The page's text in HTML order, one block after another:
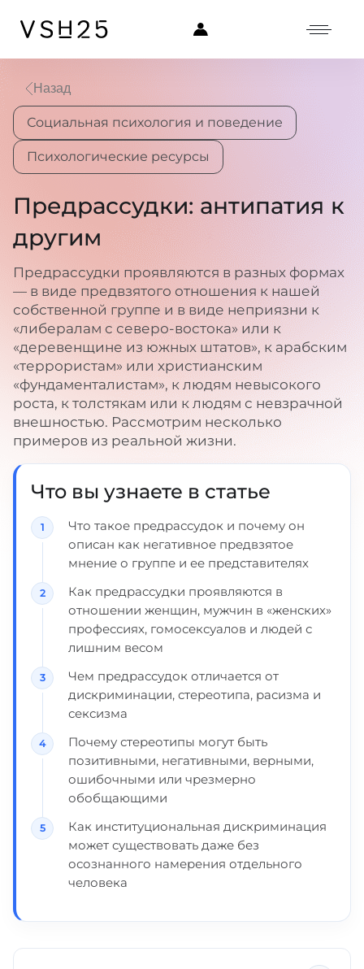
Назад
Социальная психология и поведение
Психологические ресурсы
Предрассудки: антипатия к
другим
Предрассудки проявляются в разных формах
— в виде предвзятого отношения к нашей
собственной группе и в виде неприязни к
«либералам с северо-востока» или к
«деревенщине из южных штатов», к арабским
«террористам» или христианским
«фундаменталистам», к людям невысокого
роста, к толстякам или к людям с невзрачной
внешностью. Рассмотрим несколько
примеров из реальной жизни.
Что вы узнаете в статье
Что такое предрассудок и почему он
описан как негативное предвзятое
мнение о группе и ее представителях
Как предрассудки проявляются в
отношении женщин, мужчин в «женских»
профессиях, гомосексуалов и людей с
лишним весом
Чем предрассудок отличается от
дискриминации, стереотипа, расизма и
сексизма
Почему стереотипы могут быть
позитивными, негативными, верными,
ошибочными или чрезмерно
обобщающими
Как институциональная дискриминация
может существовать даже без
осознанного намерения отдельного
человека